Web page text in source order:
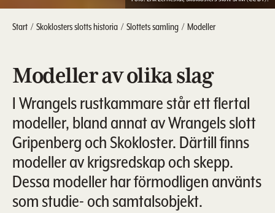
Start Skoklosters slotts historia Slottets samling Modeller
Modeller av olika slag
I Wrangels rustkammare står ett flertal
modeller, bland annat av Wrangels slott
Gripenberg och Skokloster. Därtill finns
modeller av krigsredskap och skepp.
Dessa modeller har förmodligen använts
som studie- och samtalsobjekt.